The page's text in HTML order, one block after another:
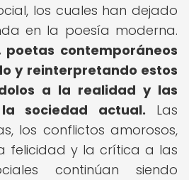
los cuales han dejado
en la poesía moderna.
poetas contemporáneos
y reinterpretando estos
a la realidad y las
sociedad actual. Las
los conflictos amorosos,
felicidad y la crítica a las
continúan siendo